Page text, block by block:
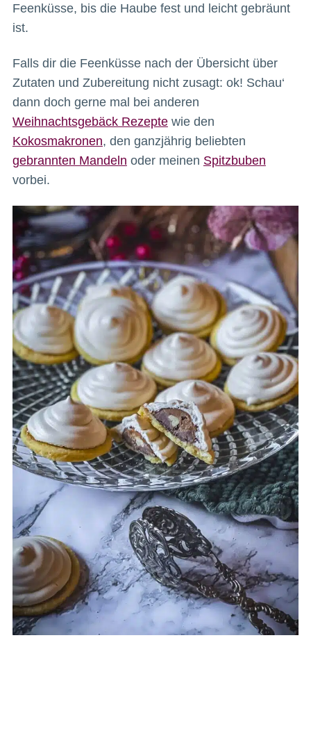
Feenküsse, bis die Haube fest und leicht gebräunt
ist.
Falls dir die Feenküsse nach der Übersicht über
Zutaten und Zubereitung nicht zusagt: ok! Schau‘
dann doch gerne mal bei anderen
Weihnachtsgebäck Rezeptewie den
Kokosmakronen, den ganzjährig beliebten
gebrannten Mandeln oder meinen Spitzbuben
vorbei.